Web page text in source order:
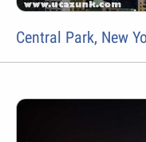
Central Park, New